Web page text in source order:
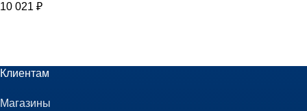
10 021 ₽
Клиентам
Магазины